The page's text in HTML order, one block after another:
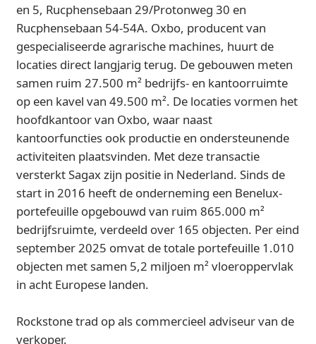
en 5, Rucphensebaan 29/Protonweg 30 en
Rucphensebaan 54-54A. Oxbo, producent van
gespecialiseerde agrarische machines, huurt de
locaties direct langjarig terug. De gebouwen meten
samen ruim 27.500 m² bedrijfs- en kantoorruimte
op een kavel van 49.500 m². De locaties vormen het
hoofdkantoor van Oxbo, waar naast
kantoorfuncties ook productie en ondersteunende
activiteiten plaatsvinden. Met deze transactie
versterkt Sagax zijn positie in Nederland. Sinds de
start in 2016 heeft de onderneming een Benelux-
portefeuille opgebouwd van ruim 865.000 m²
bedrijfsruimte, verdeeld over 165 objecten. Per eind
september 2025 omvat de totale portefeuille 1.010
objecten met samen 5,2 miljoen m² vloeroppervlak
in acht Europese landen.
Rockstone trad op als commercieel adviseur van de
verkoper.